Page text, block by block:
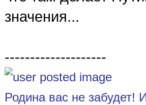
значения...
--------------------
Родина вас не забудет!